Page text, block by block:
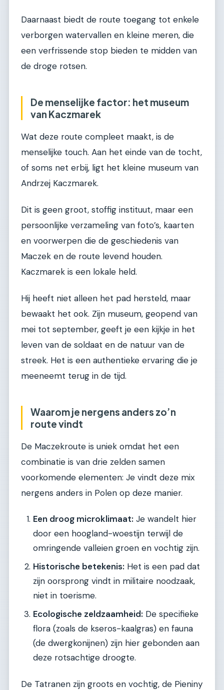
Daarnaast biedt de route toegang tot enkele
verborgen watervallen en kleine meren, die
een verfrissende stop bieden te midden van
de droge rotsen.
De menselijke factor: het museum
van Kaczmarek
Wat deze route compleet maakt, is de
menselijke touch. Aan het einde van de tocht,
of soms net erbij, ligt het kleine museum van
Andrzej Kaczmarek.
Dit is geen groot, stoffig instituut, maar een
persoonlijke verzameling van foto’s, kaarten
en voorwerpen die de geschiedenis van
Maczek en de route levend houden.
Kaczmarek is een lokale held.
Hij heeft niet alleen het pad hersteld, maar
bewaakt het ook. Zijn museum, geopend van
mei tot september, geeft je een kijkje in het
leven van de soldaat en de natuur van de
streek. Het is een authentieke ervaring die je
meeneemt terug in de tijd.
Waarom je nergens anders zo’n
route vindt
De Maczekroute is uniek omdat het een
combinatie is van drie zelden samen
voorkomende elementen: Je vindt deze mix
nergens anders in Polen op deze manier.
Een droog microklimaat: Je wandelt hier
door een hoogland-woestijn terwijl de
omringende valleien groen en vochtig zijn.
Historische betekenis: Het is een pad dat
zijn oorsprong vindt in militaire noodzaak,
niet in toerisme.
Ecologische zeldzaamheid: De specifieke
flora (zoals de kseros-kaalgras) en fauna
(de dwergkonijnen) zijn hier gebonden aan
deze rotsachtige droogte.
De Tatranen zijn groots en vochtig, de Pieniny